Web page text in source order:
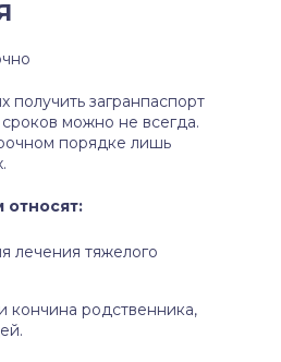
получить загранпаспорт
можно не всегда.
порядке лишь
относят:
лечения тяжелого
кончина родственника,